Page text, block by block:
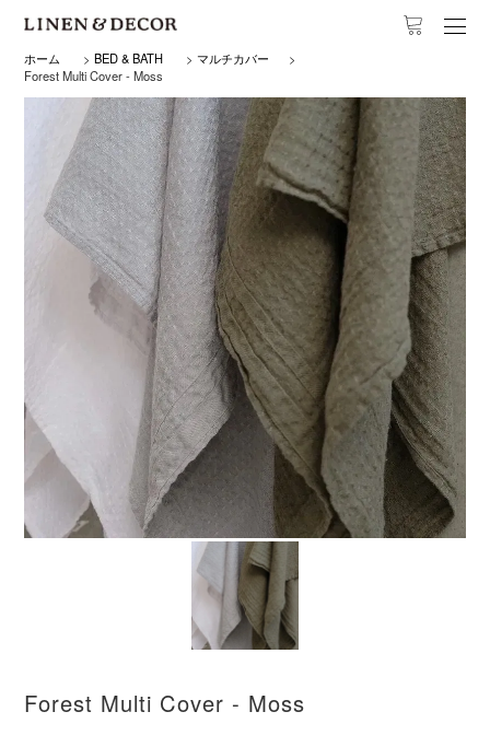
ホーム >BED & BATH >マルチカバー
>
Forest Multi Cover - Moss
Forest Multi Cover - Moss